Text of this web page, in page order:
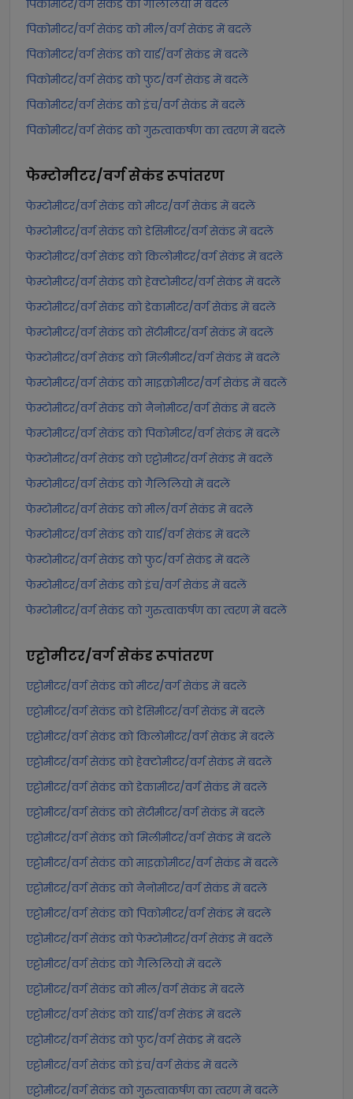
पिकोमीटर/वर्ग सेकंड को गैलिलियो में बदलें
पिकोमीटर/वर्ग सेकंड को मील/वर्ग सेकंड में बदलें
पिकोमीटर/वर्ग सेकंड को यार्ड/वर्ग सेकंड में बदलें
पिकोमीटर/वर्ग सेकंड को फुट/वर्ग सेकंड में बदलें
पिकोमीटर/वर्ग सेकंड को इंच/वर्ग सेकंड में बदलें
पिकोमीटर/वर्ग सेकंड को गुरुत्वाकर्षण का त्वरण में बदलें
फेम्टोमीटर/वर्ग सेकंडरूपांतरण
फेम्टोमीटर/वर्ग सेकंड को मीटर/वर्ग सेकंड में बदलें
फेम्टोमीटर/वर्ग सेकंड को डेसिमीटर/वर्ग सेकंड में बदलें
फेम्टोमीटर/वर्ग सेकंड को किलोमीटर/वर्ग सेकंड में बदलें
फेम्टोमीटर/वर्ग सेकंड को हेक्टोमीटर/वर्ग सेकंड में बदलें
फेम्टोमीटर/वर्ग सेकंड को डेकामीटर/वर्ग सेकंड में बदलें
फेम्टोमीटर/वर्ग सेकंड को सेंटीमीटर/वर्ग सेकंड में बदलें
फेम्टोमीटर/वर्ग सेकंड को मिलीमीटर/वर्ग सेकंड में बदलें
फेम्टोमीटर/वर्ग सेकंड को माइक्रोमीटर/वर्ग सेकंड में बदलें
फेम्टोमीटर/वर्ग सेकंड को नैनोमीटर/वर्ग सेकंड में बदलें
फेम्टोमीटर/वर्ग सेकंड को पिकोमीटर/वर्ग सेकंड में बदलें
फेम्टोमीटर/वर्ग सेकंड को एट्टोमीटर/वर्ग सेकंड में बदलें
फेम्टोमीटर/वर्ग सेकंड को गैलिलियो में बदलें
फेम्टोमीटर/वर्ग सेकंड को मील/वर्ग सेकंड में बदलें
फेम्टोमीटर/वर्ग सेकंड को यार्ड/वर्ग सेकंड में बदलें
फेम्टोमीटर/वर्ग सेकंड को फुट/वर्ग सेकंड में बदलें
फेम्टोमीटर/वर्ग सेकंड को इंच/वर्ग सेकंड में बदलें
फेम्टोमीटर/वर्ग सेकंड को गुरुत्वाकर्षण का त्वरण में बदलें
एट्टोमीटर/वर्ग सेकंडरूपांतरण
एट्टोमीटर/वर्ग सेकंड को मीटर/वर्ग सेकंड में बदलें
एट्टोमीटर/वर्ग सेकंड को डेसिमीटर/वर्ग सेकंड में बदलें
एट्टोमीटर/वर्ग सेकंड को किलोमीटर/वर्ग सेकंड में बदलें
एट्टोमीटर/वर्ग सेकंड को हेक्टोमीटर/वर्ग सेकंड में बदलें
एट्टोमीटर/वर्ग सेकंड को डेकामीटर/वर्ग सेकंड में बदलें
एट्टोमीटर/वर्ग सेकंड को सेंटीमीटर/वर्ग सेकंड में बदलें
एट्टोमीटर/वर्ग सेकंड को मिलीमीटर/वर्ग सेकंड में बदलें
एट्टोमीटर/वर्ग सेकंड को माइक्रोमीटर/वर्ग सेकंड में बदलें
एट्टोमीटर/वर्ग सेकंड को नैनोमीटर/वर्ग सेकंड में बदलें
एट्टोमीटर/वर्ग सेकंड को पिकोमीटर/वर्ग सेकंड में बदलें
एट्टोमीटर/वर्ग सेकंड को फेम्टोमीटर/वर्ग सेकंड में बदलें
एट्टोमीटर/वर्ग सेकंड को गैलिलियो में बदलें
एट्टोमीटर/वर्ग सेकंड को मील/वर्ग सेकंड में बदलें
एट्टोमीटर/वर्ग सेकंड को यार्ड/वर्ग सेकंड में बदलें
एट्टोमीटर/वर्ग सेकंड को फुट/वर्ग सेकंड में बदलें
एट्टोमीटर/वर्ग सेकंड को इंच/वर्ग सेकंड में बदलें
एट्टोमीटर/वर्ग सेकंड को गुरुत्वाकर्षण का त्वरण में बदलें